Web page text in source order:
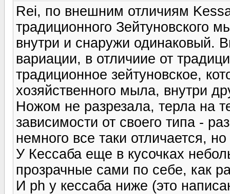
Rei, по внешним отличиям
традиционного Зейтуновского
внутри и снаружи одинаковый.
вариации, в отличиие от
традиционное зейтуновское,
хозяйственного мыла, внутри
Ножом не разрезала, терла на
зависимости от своего типа -
немного все таки отличается,
У Кессаба еще в кусочках
прозрачные сами по себе, как
И ph у кессаба ниже (это